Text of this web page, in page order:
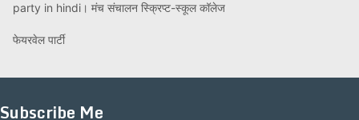
party in hindi। मंच संचालन स्क्रिप्ट-स्कूल कॉलेज
फेयरवेल पार्टी
Subscribe Me